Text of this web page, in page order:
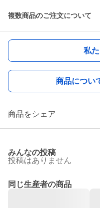
複数商品のご注文について
私
商品につい
商品をシェア
みんなの投稿
投稿はありません
同じ生産者の商品